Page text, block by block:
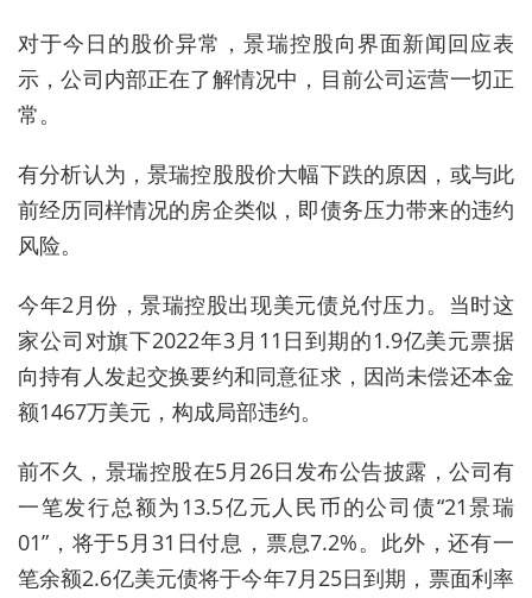
对于今日的股价异常，景瑞控股向界面新闻回应表
示，公司内部正在了解情况中，目前公司运营一切正
常。
有分析认为，景瑞控股股价大幅下跌的原因，或与此
前经历同样情况的房企类似，即债务压力带来的违约
风险。
今年2月份，景瑞控股出现美元债兑付压力。当时这
家公司对旗下2022年3月11日到期的1.9亿美元票据
向持有人发起交换要约和同意征求，因尚未偿还本金
额1467万美元，构成局部违约。
前不久，景瑞控股在5月26日发布公告披露，公司有
一笔发行总额为13.5亿元人民币的公司债“21景瑞
01”，将于5月31日付息，票息7.2%。此外，还有一
笔余额2.6亿美元债将于今年7月25日到期，票面利率